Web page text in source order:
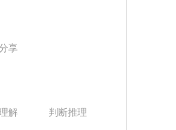
享
解 判断推理